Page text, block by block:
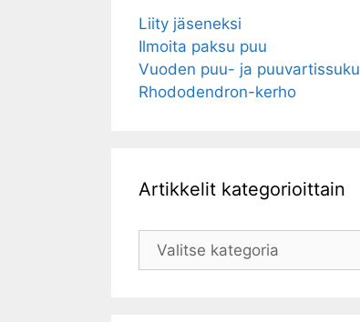
Liity jäseneksi
Ilmoita paksu puu
Vuoden puu- ja puuvartissuku
Rhododendron-kerho
Artikkelit kategorioittain
Artikkelit